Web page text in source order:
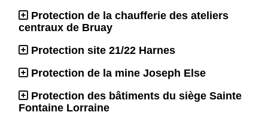
Protection de la chaufferie des ateliers
centraux de Bruay
Protection site 21/22 Harnes
Protection de la mine Joseph Else
Protection des bâtiments du siège Sainte
Fontaine Lorraine